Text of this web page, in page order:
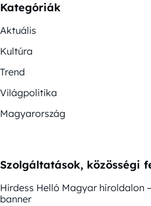
Kategóriák
Aktuális
Kultúra
Trend
Világpolitika
Magyarország
Szolgáltatások, közösségi
Hirdess Helló Magyar híroldalon
banner